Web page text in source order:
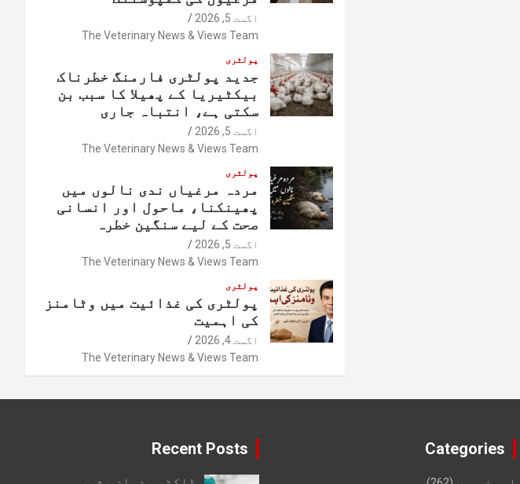
اگست 5, 2026
The Veterinary News & Views Team
پولٹری
جدید پولٹری فارمنگ خطرناک
بیکٹیریا کے پھیلا کا سبب بن
سکتی ہے، انتباہ جاری
اگست 5, 2026
The Veterinary News & Views Team
پولٹری
مردہ مرغیاں ندی نالوں میں
پھینکنا، ماحول اور انسانی
صحت کے لیے سنگین خطرہ
اگست 5, 2026
The Veterinary News & Views Team
پولٹری
پولٹری کی غذائیت میں وٹامنز
کی اہمیت
اگست 4, 2026
The Veterinary News & Views Team
Categories
Recent Posts